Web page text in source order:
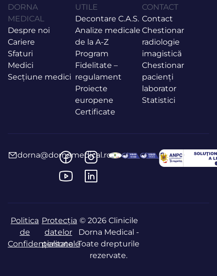
DORNA
MEDICAL
Despre noi
Cariere
Sfaturi
Medici
Secțiune medici
UTILE
Decontare C.A.S.
Analize medicale
de la A-Z
Program
Fidelitate –
regulament
Proiecte
europene
Certificate
CONTACT
Contact
Chestionar
radiologie
imagistică
Chestionar
pacienți
laborator
Statistici
dorna@dornamedical.ro
Politica
de
Confidențialitate
Protecția
datelor
personale
© 2026 Clinicile
Dorna Medical -
Toate drepturile
rezervate.